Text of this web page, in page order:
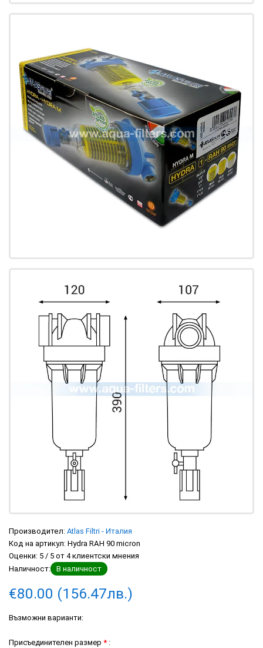
Производител: Atlas Filtri - Италия
Код на артикул: Hydra RAH 90 micron
Оценки: 5 / 5 от 4клиентски мнения
Наличност:
В наличност
€80.00 (156.47лв.)
Възможни варианти:
Присъединителен размер * :